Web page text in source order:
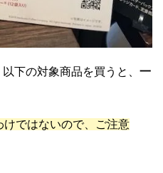
下の対象商品を買うと、 一
ではないので、ご注意